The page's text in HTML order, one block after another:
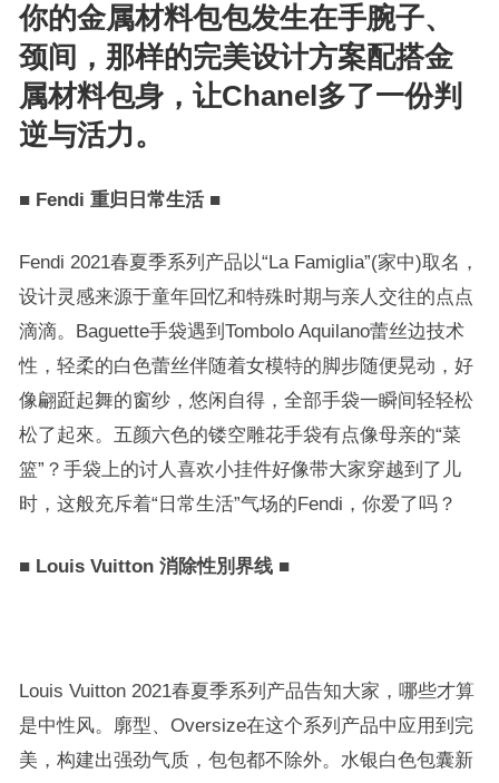
你的金属材料包包发生在手腕子、
颈间，那样的完美设计方案配搭金
属材料包身，让Chanel多了一份判
逆与活力。
■Fendi 重归日常生活 ■
Fendi 2021春夏季系列产品以“La Famiglia”(家中)取名，
设计灵感来源于童年回忆和特殊时期与亲人交往的点点
滴滴。Baguette手袋遇到Tombolo Aquilano蕾丝边技术
性，轻柔的白色蕾丝伴随着女模特的脚步随便晃动，好
像翩跹起舞的窗纱，悠闲自得，全部手袋一瞬间轻轻松
松了起來。五颜六色的镂空雕花手袋有点像母亲的“菜
篮”？手袋上的讨人喜欢小挂件好像带大家穿越到了儿
时，这般充斥着“日常生活”气场的Fendi，你爱了吗？
■ Louis Vuitton 消除性別界线 ■
Louis Vuitton 2021春夏季系列产品告知大家，哪些才算
是中性风。廓型、Oversize在这个系列产品中应用到完
美，构建出强劲气质，包包都不除外。水银白色包囊新